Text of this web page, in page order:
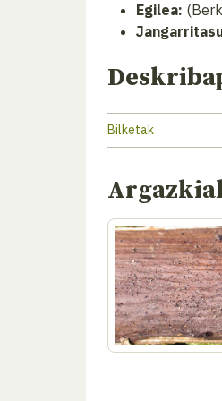
Egilea:
Bilketak